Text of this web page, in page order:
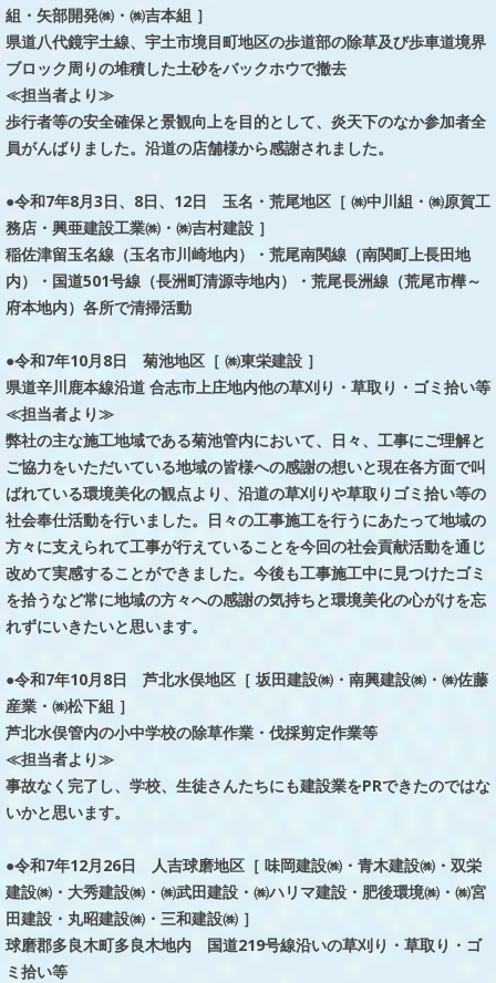
組・矢部開発㈱・㈱吉本組 ］
県道八代鏡宇土線、宇土市境目町地区の歩道部の除草及び歩車道境界
ブロック周りの堆積した土砂をバックホウで撤去
≪担当者より≫
歩行者等の安全確保と景観向上を目的として、炎天下のなか参加者全
員がんばりました。沿道の店舗様から感謝されました。
●令和7年8月3日、8日、12日 玉名・荒尾地区［ ㈱中川組・㈱原賀工
務店・興亜建設工業㈱・㈱吉村建設 ］
稲佐津留玉名線（玉名市川崎地内）・荒尾南関線（南関町上長田地
内）・国道501号線（長洲町清源寺地内）・荒尾長洲線（荒尾市樺～
府本地内）各所で清掃活動
●令和7年10月8日 菊池地区［ ㈱東栄建設 ］
県道辛川鹿本線沿道 合志市上庄地内他の草刈り・草取り・ゴミ拾い等
≪担当者より≫
弊社の主な施工地域である菊池管内において、日々、工事にご理解と
ご協力をいただいている地域の皆様への感謝の想いと現在各方面で叫
ばれている環境美化の観点より、沿道の草刈りや草取りゴミ拾い等の
社会奉仕活動を行いました。日々の工事施工を行うにあたって地域の
方々に支えられて工事が行えていることを今回の社会貢献活動を通じ
改めて実感することができました。今後も工事施工中に見つけたゴミ
を拾うなど常に地域の方々への感謝の気持ちと環境美化の心がけを忘
れずにいきたいと思います。
●令和7年10月8日 芦北水俣地区［ 坂田建設㈱・南興建設㈱・㈱佐藤
産業・㈱松下組 ］
芦北水俣管内の小中学校の除草作業・伐採剪定作業等
≪担当者より≫
事故なく完了し、学校、生徒さんたちにも建設業をPRできたのではな
いかと思います。
●令和7年12月26日 人吉球磨地区［ 味岡建設㈱・青木建設㈱・双栄
建設㈱・大秀建設㈱・㈱武田建設・㈱ハリマ建設・肥後環境㈱・㈱宮
田建設・丸昭建設㈱・三和建設㈱ ］
球磨郡多良木町多良木地内 国道219号線沿いの草刈り・草取り・ゴ
ミ拾い等